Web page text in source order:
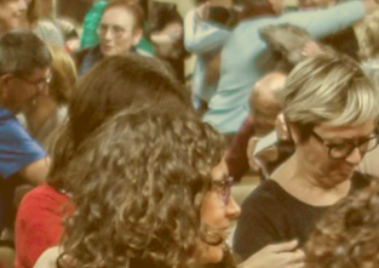
Presione INTRO para buscar o ESC para cerrar